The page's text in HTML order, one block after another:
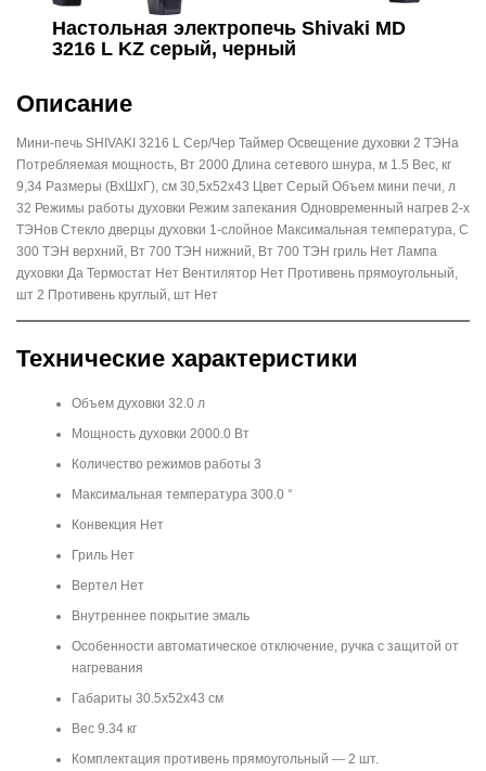
Настольная электропечь Shivaki MD
3216 L KZ серый, черный
Описание
Мини-печь SHIVAKI 3216 L Сep/Чep Таймер Освещение духовки 2 ТЭНа
Потребляемая мощность, Вт 2000 Длина сетевого шнура, м 1.5 Вес, кг
9,34 Размеры (ВхШхГ), см 30,5х52х43 Цвет Серый Объем мини печи, л
32 Режимы работы духовки Режим запекания Одновременный нагрев 2-х
ТЭНов Стекло дверцы духовки 1-слойное Максимальная температура, С
300 ТЭН верхний, Вт 700 ТЭН нижний, Вт 700 ТЭН гриль Нет Лампа
духовки Да Термостат Нет Вентилятор Нет Противень прямоугольный,
шт 2 Противень круглый, шт Нет
Технические характеристики
Объем духовки 32.0 л
Мощность духовки 2000.0 Вт
Количество режимов работы 3
Максимальная температура 300.0 °
Конвекция Нет
Гриль Нет
Вертел Нет
Внутреннее покрытие эмаль
Особенности автоматическое отключение, ручка с защитой от
нагревания
Габариты 30.5x52x43 см
Вес 9.34 кг
Комплектация противень прямоугольный — 2 шт.